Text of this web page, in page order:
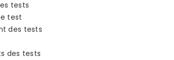
tests
test
des tests
des tests